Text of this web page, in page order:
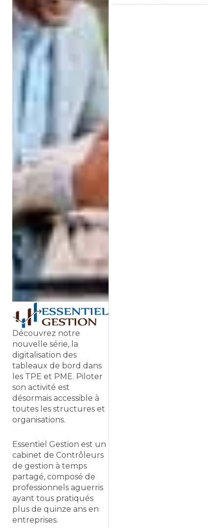
Découvrez notre
nouvelle série, la
digitalisation des
tableaux de bord dans
les TPE et PME. Piloter
son activité est
désormais accessible à
toutes les structures et
organisations.
Essentiel Gestion est un
cabinet de Contrôleurs
de gestion à temps
partagé, composé de
professionnels aguerris
ayant tous pratiqués
plus de quinze ans en
entreprises.